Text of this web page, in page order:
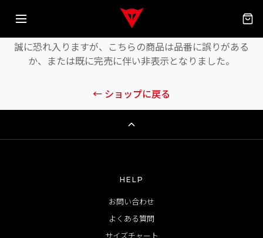
商品が見つかりません
誠に恐れ入りますが、こちらの商品は品番に誤りがある
か、または既に完売に伴い非表示となりました。
← ショップに戻る
HELP
お問い合わせ
よくある質問
サイズチャート